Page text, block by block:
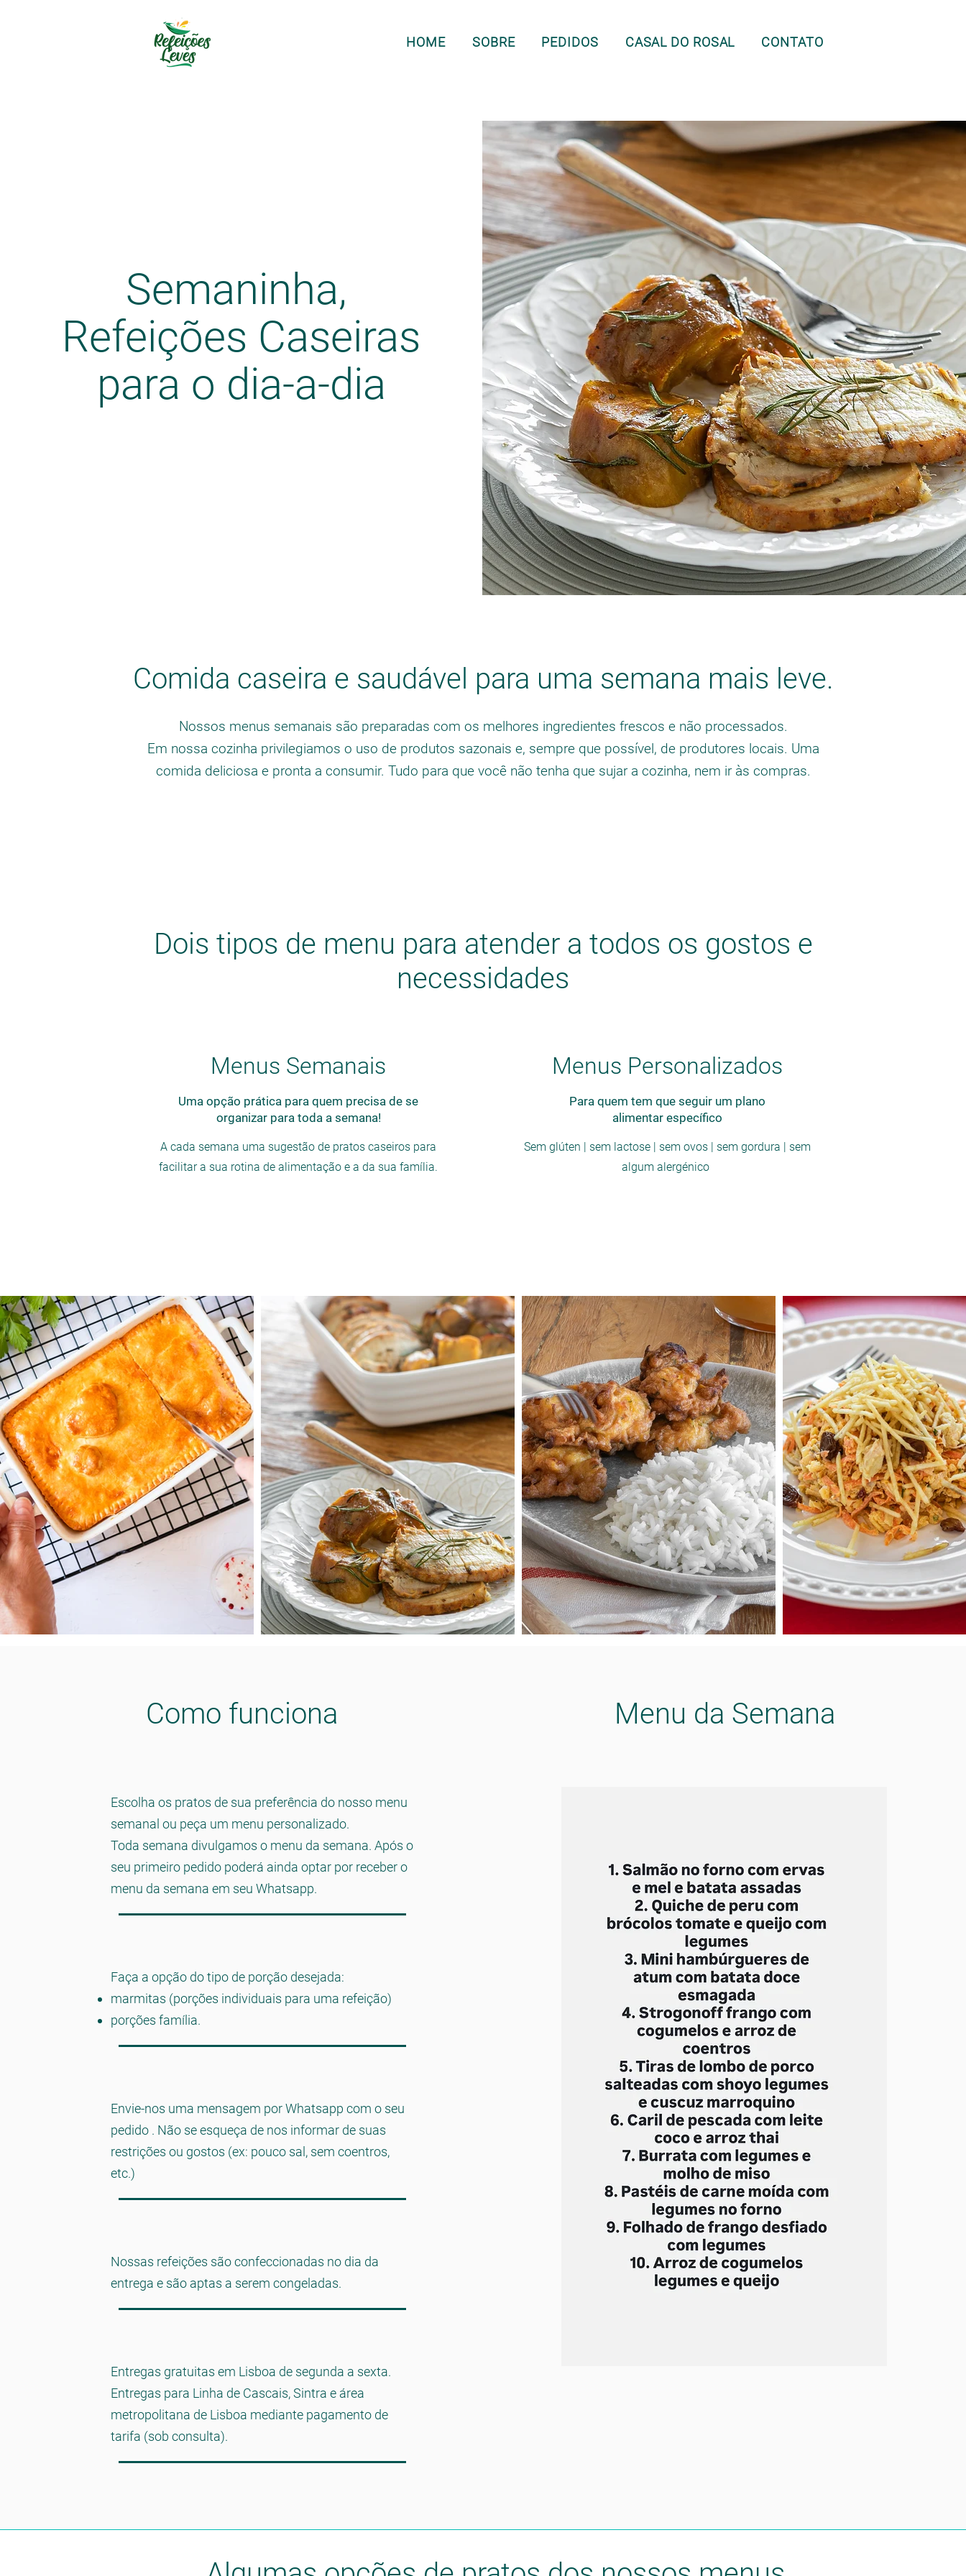
HOME SOBRE PEDIDOS CASAL DO ROSAL CONTATO
Semaninha,
Refeições Caseiras
para o dia-a-dia
Comida caseira e saudável para uma semana mais leve.
Nossos menus semanais são preparadas com os melhores ingredientes frescos e não processados.
Em nossa cozinha privilegiamos o uso de produtos sazonais e, sempre que possível, de produtores locais. Uma
comida deliciosa e pronta a consumir. Tudo para que você não tenha que sujar a cozinha, nem ir às compras.
Dois tipos de menu para atender a todos os gostos e
necessidades
Menus Semanais
Uma opção prática para quem precisa de se
organizar para toda a semana!
A cada semana uma sugestão de pratos caseiros para
facilitar a sua rotina de alimentação e a da sua família.
Menus Personalizados
Para quem tem que seguir um plano
alimentar específico
Sem glúten | sem lactose | sem ovos | sem gordura | sem
algum alergénico
Como funciona
Escolha os pratos de sua preferência do nosso menu
semanal ou peça um menu personalizado.
Toda semana divulgamos o menu da semana. Após o
seu primeiro pedido poderá ainda optar por receber o
menu da semana em seu Whatsapp.
Faça a opção do tipo de porção desejada:
marmitas (porções individuais para uma refeição)
porções família.
Envie-nos uma mensagem por Whatsapp com o seu
pedido . Não se esqueça de nos informar de suas
restrições ou gostos (ex: pouco sal, sem coentros,
etc.)
Nossas refeições são confeccionadas no dia da
entrega e são aptas a serem congeladas.
Entregas gratuitas em Lisboa de segunda a sexta.
Entregas para Linha de Cascais, Sintra e área
metropolitana de Lisboa mediante pagamento de
tarifa (sob consulta).
Menu da Semana